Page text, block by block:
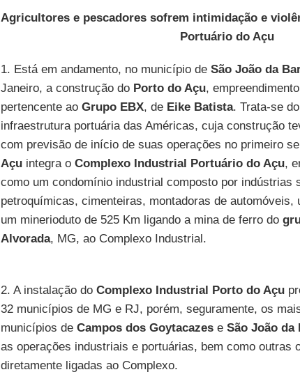
Agricultores e pescadores sofrem intimidação e
Portuário do Açu
1. Está em andamento, no município de São João da
Janeiro, a construção do Porto do Açu,
pertencente ao Grupo EBX, de Eike Batista. Trata-se
infraestrutura portuária das Américas, cuja construção
com previsão de início de suas operações no primeiro
Açuintegra oComplexo Industrial Portuário do Açu,
como um condomínio industrial composto por indústrias
petroquímicas, cimenteiras, montadoras de automóveis,
um minerioduto de 525 Km ligando a mina de ferro do
Alvorada, MG, ao Complexo Industrial.
2. A instalação do Complexo Industrial Porto do Açu
32 municípios de MG e RJ, porém, seguramente, os
municípios de Campos dos Goytacazese São João da
as operações industriais e portuárias, bem como outras
diretamente ligadas ao Complexo.